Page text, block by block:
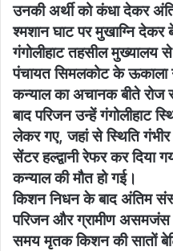
उनकी अर्थी को कंधा देकर
श्मशान घाट पर मुखाग्नि देकर
गंगोलीहाट तहसील मुख्यालय
पंचायत सिमलकोट के ऊकाला
कन्याल का अचानक बीते रोज
बाद परिजन उन्हें गंगोलीहाट
लेकर गए, जहां से स्थिति
सेंटर हल्द्वानी रेफर कर दिया
कन्याल की मौत हो गई।
किशन निधन के बाद अंतिम
परिजन और ग्रामीण
समय मृतक किशन की सातों